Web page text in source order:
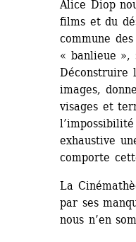
Alice Diop
films et du
commune
« banlieue »,
Déconstruire
images,
visages et
exhaustive
comporte
La
par ses
nous n’en